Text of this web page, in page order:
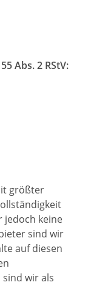
Abs. 2 RStV:
größter
jedoch keine
sind wir
auf diesen
sind wir als